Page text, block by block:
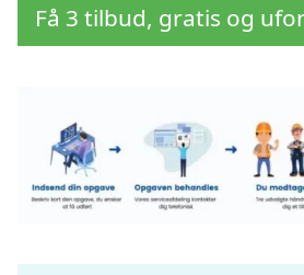
Få 3 tilbud, gratis og